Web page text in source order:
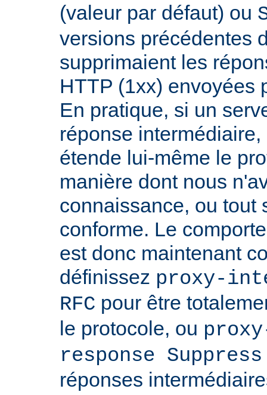
(valeur par défaut) ou
versions précédentes
supprimaient les
HTTP (1xx) envoyées
En pratique, si un
réponse
étende lui-même le
manière dont nous
connaissance, ou tout
conforme. Le
est donc maintenant
définissez proxy-
RFC pour être
le protocole, ou
response Suppress
réponses